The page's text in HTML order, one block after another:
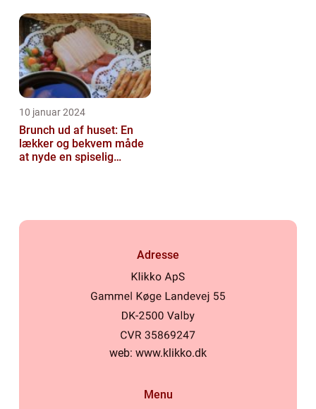
10 januar 2024
Brunch ud af huset: En
lækker og bekvem måde
at nyde en spiselig
Adresse
web: www.klikko.dk
Menu